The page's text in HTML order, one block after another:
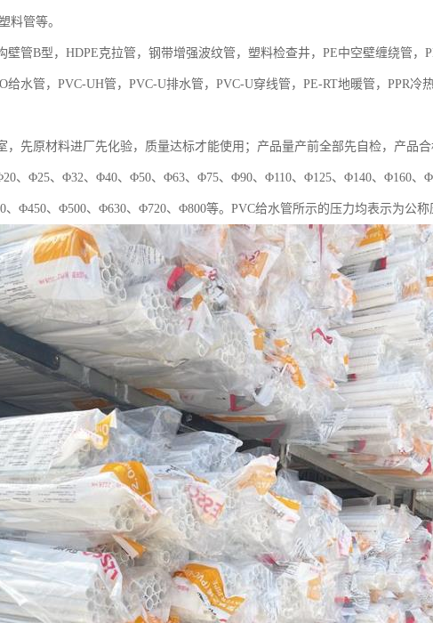
料管等。
壁管B型，HDPE克拉管，钢带增强波纹管，塑料检查井，PE中空壁缠绕管，
给水管，PVC-UH管，PVC-U排水管，PVC-U穿线管，PE-RT地暖管，PPR冷
，先原材料进厂先化验，质量达标才能使用；产品量产前全部先自检，产品合
、Φ25、Φ32、Φ40、Φ50、Φ63、Φ75、Φ90、Φ110、Φ125、Φ140、Φ160、
Φ450、Φ500、Φ630、Φ720、Φ800等。PVC给水管所示的压力均表示为公称